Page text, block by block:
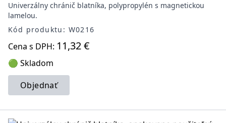
Univerzálny chránič blatníka, polypropylén s magnetickou
lamelou.
Kód produktu: W0216
Cena s DPH: 11,32 €
🟢 Skladom
Objednať